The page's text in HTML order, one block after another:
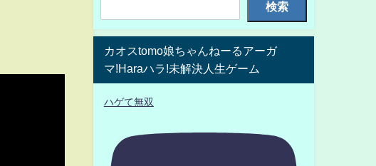
検索
カオスtomo娘ちゃんねーるアーガ
マ!Haraハラ!未解決人生ゲーム
ハゲて無双